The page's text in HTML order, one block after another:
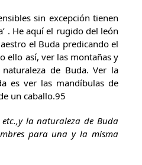
sin excepción tienen
. He aquí el rugido del león
el Buda predicando el
ello así, ver las montañas y
de Buda. Ver la
es ver las mandíbulas de
un caballo.95
la naturaleza de Buda
para una y la misma